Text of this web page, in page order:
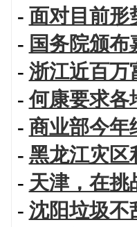
- 面对目前
- 国务院颁
- 浙江近百万
-何康要求各
- 商业部今年
- 黑龙江灾区
- 天津，在
- 沈阳垃圾不